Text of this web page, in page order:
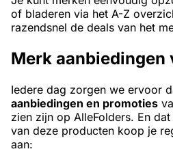
of bladeren via het A-Z
razendsnel de deals van het
Merk aanbiedingen
Iedere dag zorgen we ervoor
aanbiedingen en promoties
zien zijn op AlleFolders. En
van deze producten koop je
aan: